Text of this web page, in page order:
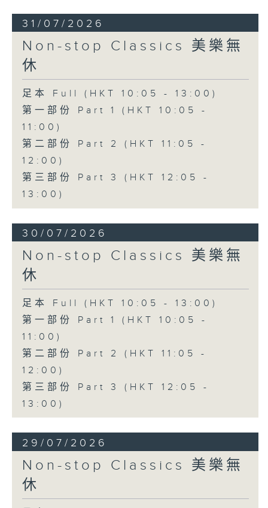
31/07/2026
Non-stop Classics 美樂無
休
足本 Full (HKT 10:05 - 13:00)
第一部份 Part 1 (HKT 10:05 -
11:00)
第二部份 Part 2 (HKT 11:05 -
12:00)
第三部份 Part 3 (HKT 12:05 -
13:00)
30/07/2026
Non-stop Classics 美樂無
休
足本 Full (HKT 10:05 - 13:00)
第一部份 Part 1 (HKT 10:05 -
11:00)
第二部份 Part 2 (HKT 11:05 -
12:00)
第三部份 Part 3 (HKT 12:05 -
13:00)
29/07/2026
Non-stop Classics 美樂無
休